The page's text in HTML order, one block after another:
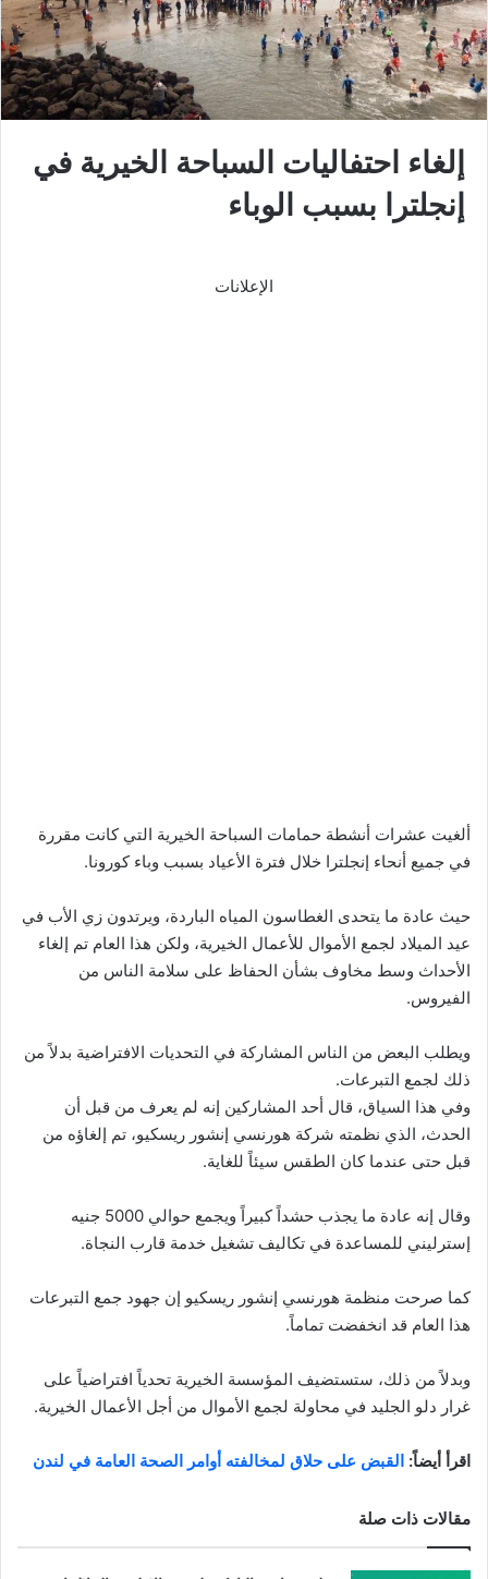
إلغاء احتفاليات السباحة الخيرية في
إنجلترا بسبب الوباء
الإعلانات
ألغيت عشرات أنشطة حمامات السباحة الخيرية التي كانت مقررة
في جميع أنحاء إنجلترا خلال فترة الأعياد بسبب وباء كورونا.
حيث عادة ما يتحدى الغطاسون المياه الباردة، ويرتدون زي الأب في
عيد الميلاد لجمع الأموال للأعمال الخيرية، ولكن هذا العام تم إلغاء
الأحداث وسط مخاوف بشأن الحفاظ على سلامة الناس من
الفيروس.
ويطلب البعض من الناس المشاركة في التحديات الافتراضية بدلاً من
ذلك لجمع التبرعات.
وفي هذا السياق، قال أحد المشاركين إنه لم يعرف من قبل أن
الحدث، الذي نظمته شركة هورنسي إنشور ريسكيو، تم إلغاؤه من
قبل حتى عندما كان الطقس سيئاً للغاية.
وقال إنه عادة ما يجذب حشداً كبيراً ويجمع حوالي 5000 جنيه
إسترليني للمساعدة في تكاليف تشغيل خدمة قارب النجاة.
كما صرحت منظمة هورنسي إنشور ريسكيو إن جهود جمع التبرعات
هذا العام قد انخفضت تماماً.
وبدلاً من ذلك، ستستضيف المؤسسة الخيرية تحدياً افتراضياً على
غرار دلو الجليد في محاولة لجمع الأموال من أجل الأعمال الخيرية.
اقرأ أيضاً: القبض على حلاق لمخالفته أوامر الصحة العامة في لندن
مقالات ذات صلة